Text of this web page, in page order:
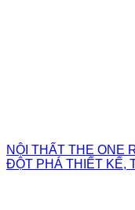
NỘI THẤT THE ONE
ĐỘT PHÁ THIẾT KẾ,